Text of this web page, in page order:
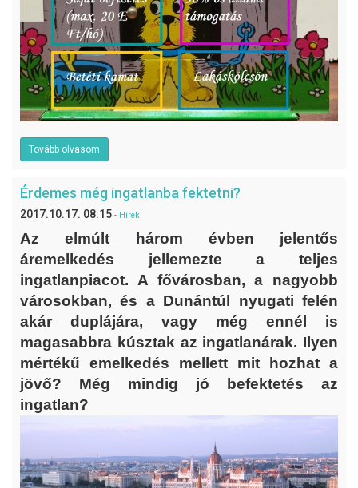
Tovább olvasom
Érdemes még ingatlanba fektetni?
2017.10.17. 08:15 - Hírek
Az elmúlt három évben jelentős
áremelkedés jellemezte a teljes
ingatlanpiacot. A fővárosban, a nagyobb
városokban, és a Dunántúl nyugati felén
akár duplájára, vagy még ennél is
magasabbra kúsztak az ingatlanárak. Ilyen
mértékű emelkedés mellett mit hozhat a
jövő? Még mindig jó befektetés az
ingatlan?